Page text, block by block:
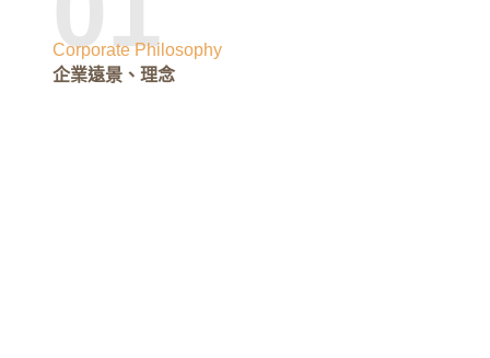
Corporate Philosophy
企業遠景、理念